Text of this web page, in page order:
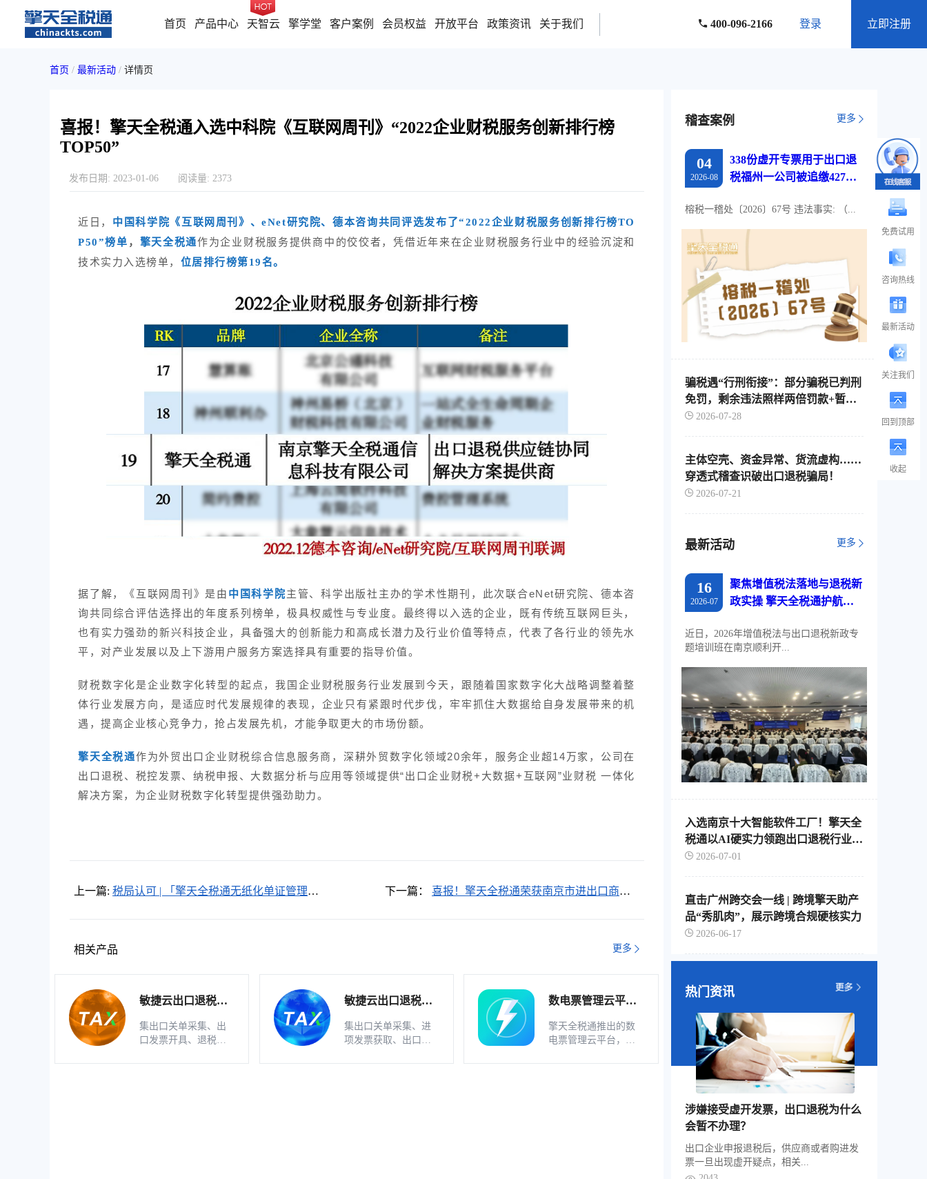
首页 产品中心 天智云 擎学堂 客户案例 会员权益 开放平台 政策资讯 关于我们 400-096-2166 登录 立即注册
首页 / 最新活动 / 详情页
喜报！擎天全税通入选中科院《互联网周刊》“2022企业财税服务创新排行榜
TOP50”
发布日期: 2023-01-06 阅读量: 2373
近日， 中国科学院《互联网周刊》、eNet研究院、德本咨询共同评选发布了“2022企业财税服务创新排行榜TO
P50”榜单 ， 擎天全税通作为企业财税服务提供商中的佼佼者，凭借近年来在企业财税服务行业中的经验沉淀和
技术实力入选榜单， 位居排行榜第19名。
据了解，《互联网周刊》是由 中国科学院主管、科学出版社主办的学术性期刊，此次联合eNet研究院、德本咨
询共同综合评估选择出的年度系列榜单，极具权威性与专业度。最终得以入选的企业，既有传统互联网巨头，
也有实力强劲的新兴科技企业，具备强大的创新能力和高成长潜力及行业价值等特点，代表了各行业的领先水
平，对产业发展以及上下游用户服务方案选择具有重要的指导价值。
财税数字化是企业数字化转型的起点，我国企业财税服务行业发展到今天，跟随着国家数字化大战略调整着整
体行业发展方向，是适应时代发展规律的表现，企业只有紧跟时代步伐，牢牢抓住大数据给自身发展带来的机
遇，提高企业核心竞争力，抢占发展先机，才能争取更大的市场份额。
擎天全税通作为外贸出口企业财税综合信息服务商，深耕外贸数字化领域20余年，服务企业超14万家，公司在
出口退税、税控发票、纳税申报、大数据分析与应用等领域提供“出口企业财税+大数据+互联网”业财税 一体化
解决方案，为企业财税数字化转型提供强劲助力。
上一篇: 税局认可 | 「擎天全税通无纸化单证管理软
下一篇：
喜报！擎天全税通荣获南京市进出口商会
相关产品 更多
敏捷云出口退税申
集出口关单采集、出
口发票开具、退税明
敏捷云出口退税申
集出口关单采集、进
项发票获取、出口发
数电票管理云平台
业
擎天全税通推出的数
电票管理云平台，是
稽查案例 更多
04
2026-08
338份虚开专票用于出口退
税福州一公司被追缴427万
榕税一稽处〔2026〕67号 违法事实: （...
骗税遇“行刑衔接”：部分骗税已判刑
免罚，剩余违法照样两倍罚款+暂停
出口退税
2026-07-28
主体空壳、资金异常、货流虚构……
穿透式稽查识破出口退税骗局！
2026-07-21
最新活动 更多
16
2026-07
聚焦增值税法落地与退税新
政实操 擎天全税通护航江
近日，2026年增值税法与出口退税新政专
题培训班在南京顺利开...
入选南京十大智能软件工厂！擎天全
税通以AI硬实力领跑出口退税行业智
能化转型
2026-07-01
直击广州跨交会一线 | 跨境擎天助产
品“秀肌肉”，展示跨境合规硬核实力
2026-06-17
热门资讯
涉嫌接受虚开发票，出口退税为什么
会暂不办理？
出口企业申报退税后，供应商或者购进发
票一旦出现虚开疑点，相关...
免费试用
咨询热线
最新活动
关注我们
回到顶部
收起